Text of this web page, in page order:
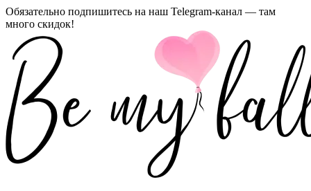
Обязательно подпишитесь на наш Telegram-канал — там
много скидок!